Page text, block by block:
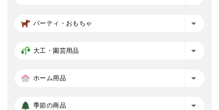
パーティ・おもちゃ
大工・園芸用品
ホーム用品
季節の商品